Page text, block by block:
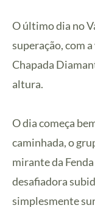
O último dia no
superação, com
Chapada
altura.
O dia começa
caminhada, o
mirante da
desafiadora
simplesmente